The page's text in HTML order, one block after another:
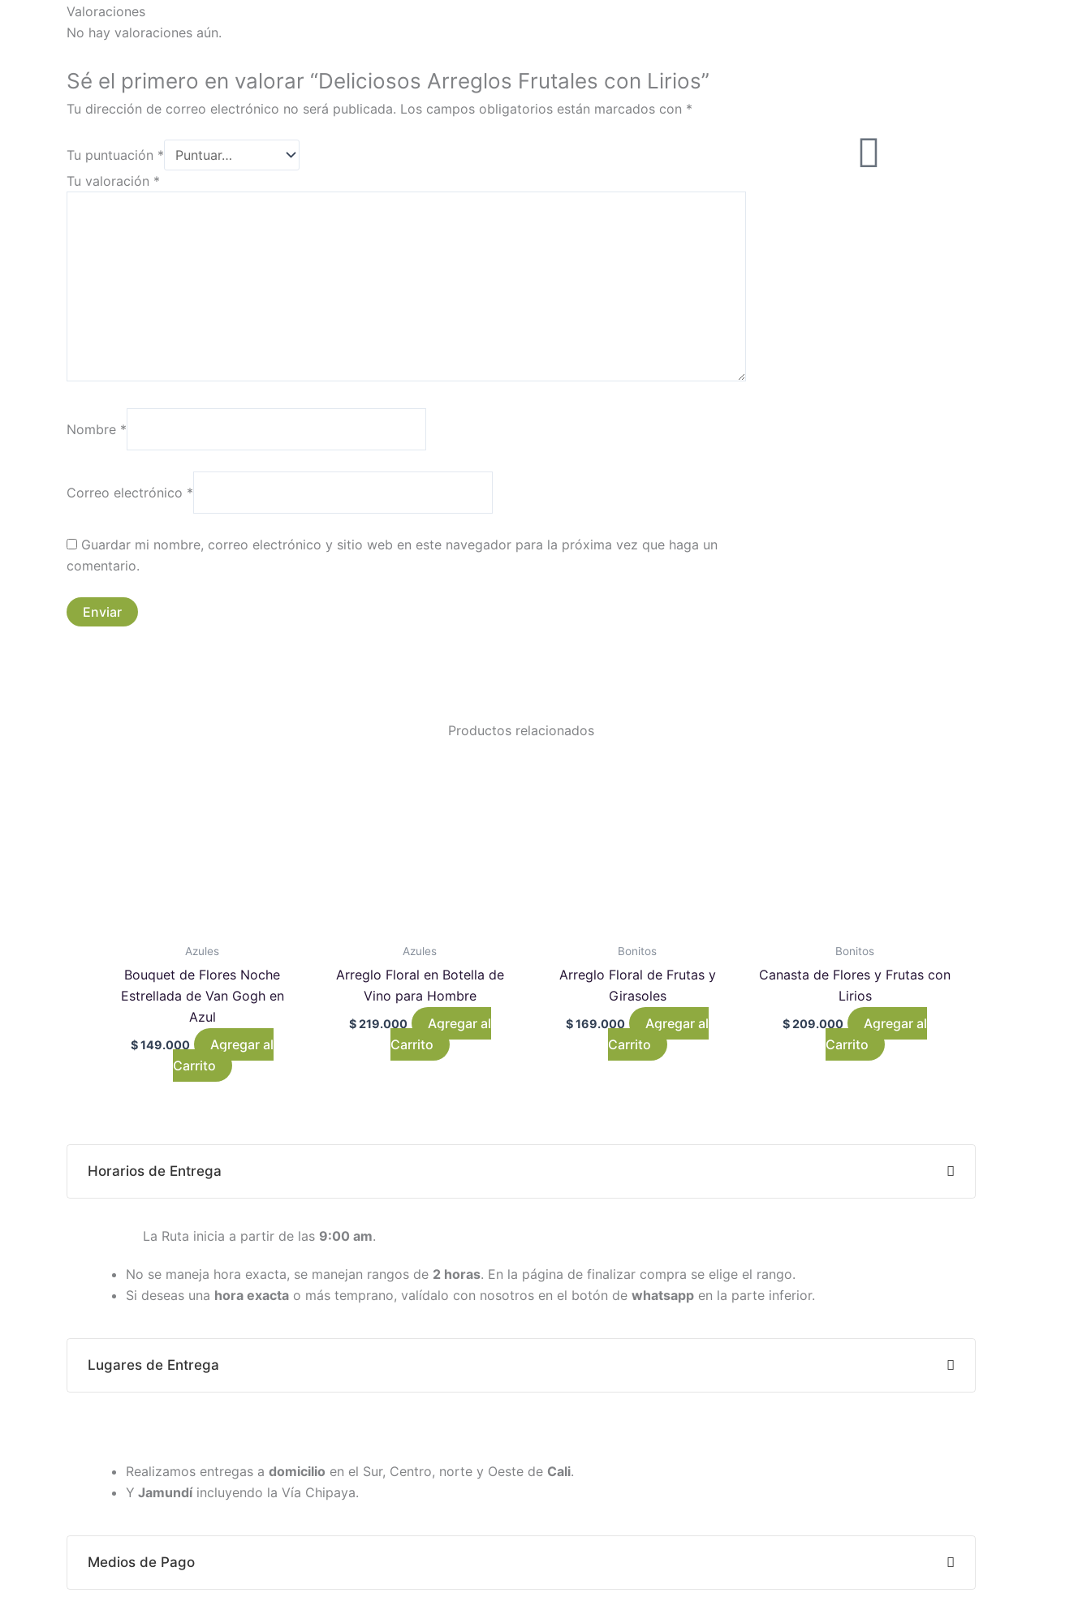
Valoraciones
No hay valoraciones aún.
Sé el primero en valorar “Deliciosos Arreglos Frutales con Lirios”
Tu dirección de correo electrónico no será publicada. Los campos obligatorios están marcados con *
Tu puntuación *
Tu valoración *
Nombre *
Correo electrónico *
Guardar mi nombre, correo electrónico y sitio web en este navegador para la próxima vez que haga un
comentario.
Productos relacionados
Azules
Bouquet de Flores Noche
Estrellada de Van Gogh en
Azul
$149.000
Agregar al
Carrito
Azules
Arreglo Floral en Botella de
Vino para Hombre
$219.000
Agregar al
Carrito
Bonitos
Arreglo Floral de Frutas y
Girasoles
$169.000
Agregar al
Carrito
Bonitos
Canasta de Flores y Frutas con
Lirios
$209.000
Agregar al
Carrito
Horarios de Entrega
La Ruta inicia a partir de las 9:00 am.
No se maneja hora exacta, se manejan rangos de 2 horas. En la página de finalizar compra se elige el rango.
Si deseas una hora exacta o más temprano, valídalo con nosotros en el botón de whatsapp en la parte inferior.
Lugares de Entrega
Realizamos entregas a domicilio en el Sur, Centro, norte y Oeste de Cali.
Y Jamundíincluyendo la Vía Chipaya.
Medios de Pago